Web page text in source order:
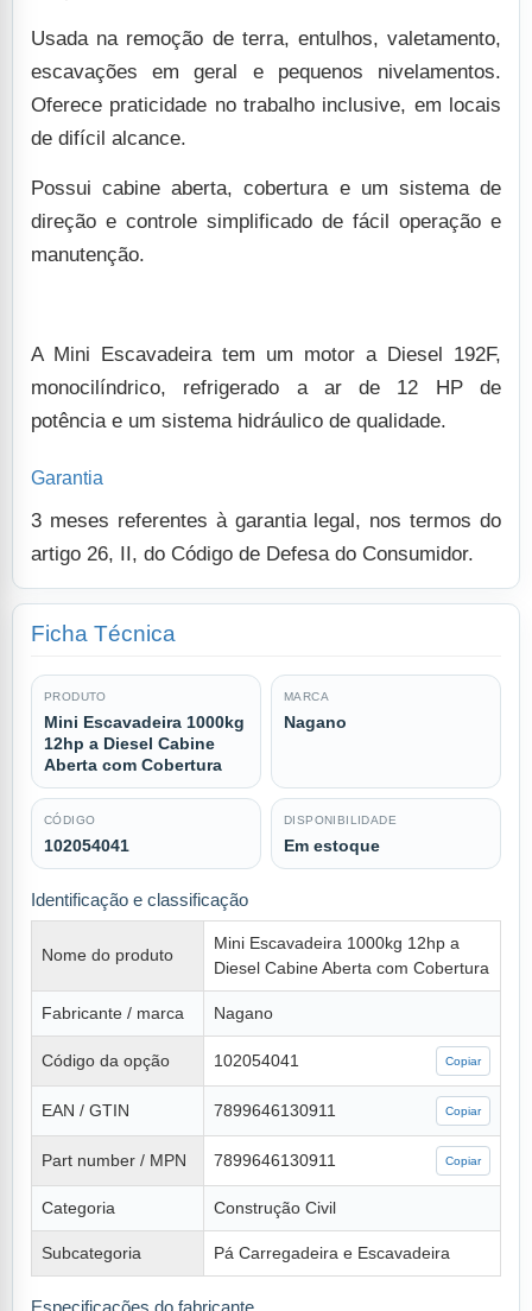
Usada na remoção de terra, entulhos, valetamento,
escavações em geral e pequenos nivelamentos.
Oferece praticidade no trabalho inclusive, em locais
de difícil alcance.
Possui cabine aberta, cobertura e um sistema de
direção e controle simplificado de fácil operação e
manutenção.
A Mini Escavadeira tem um motor a Diesel 192F,
monocilíndrico, refrigerado a ar de 12 HP de
potência e um sistema hidráulico de qualidade.
Garantia
3 meses referentes à garantia legal, nos termos do
artigo 26, II, do Código de Defesa do Consumidor.
Ficha Técnica
PRODUTO
Mini Escavadeira 1000kg
12hp a Diesel Cabine
Aberta com Cobertura
MARCA
Nagano
CÓDIGO
102054041
DISPONIBILIDADE
Em estoque
Identificação e classificação
Nome do produto
Mini Escavadeira 1000kg 12hp a
Diesel Cabine Aberta com Cobertura
Fabricante / marca Nagano
Código da opção 102054041 Copiar
EAN / GTIN 7899646130911 Copiar
Part number / MPN 7899646130911 Copiar
Categoria Construção Civil
Subcategoria Pá Carregadeira e Escavadeira
Especificações do fabricante